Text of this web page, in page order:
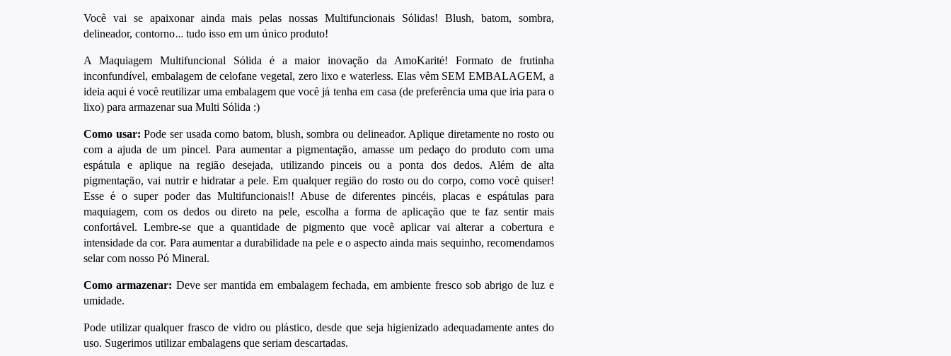
Você vai se apaixonar ainda mais pelas nossas Multifuncionais Sólidas! Blush, batom, sombra,
delineador, contorno… tudo isso em um único produto!
A Maquiagem Multifuncional Sólida éa maior inovação da AmoKarité! Formato de frutinha
inconfundível, embalagem de celofane vegetal, zero lixo e waterless. Elas vêm SEM EMBALAGEM, a
ideia aquié você reutilizar uma embalagem que você já tenha em casa (de preferência uma que iria para o
lixo) para armazenar sua Multi Sólida :)
Como usar: Pode ser usada como batom, blush, sombra ou delineador. Aplique diretamente no rosto ou
com a ajuda de um pincel. Para aumentar a pigmentação, amasse um pedaço do produto com uma
espátula e aplique na região desejada, utilizando pinceis ou a ponta dos dedos. Além de alta
pigmentação, vai nutrir e hidratar a pele. Em qualquer região do rosto ou do corpo, como você quiser!
Esse é o super poder das Multifuncionais!! Abuse de diferentes pincéis, placas e espátulas para
maquiagem, com os dedos ou direto na pele, escolha a forma de aplicação que te faz sentir mais
confortável. Lembre-se que a quantidade de pigmento que você aplicar vai alterar a cobertura e
intensidade da cor. Para aumentar a durabilidade na pele e o aspecto ainda mais sequinho, recomendamos
selar com nosso Pó Mineral.
Como armazenar: Deve ser mantida em embalagem fechada, em ambiente fresco sob abrigo de luz e
umidade.
Pode utilizar qualquer frasco de vidro ou plástico, desde que seja higienizado adequadamente antes do
uso. Sugerimos utilizar embalagens que seriam descartadas.